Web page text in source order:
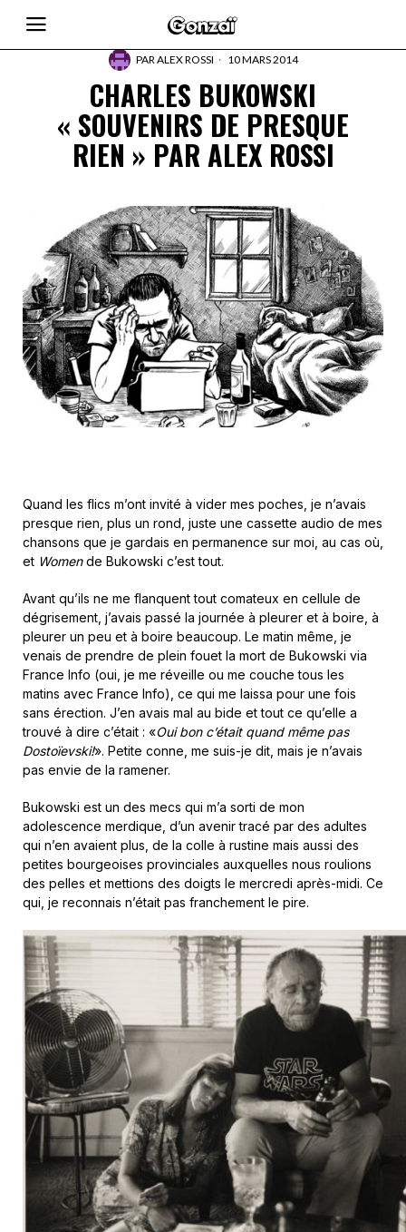
PARALEX ROSSI 10 MARS 2014
CHARLES BUKOWSKI
« SOUVENIRS DE PRESQUE
RIEN » PAR ALEX ROSSI
Quand les flics m’ont invité à vider mes poches, je n’avais
presque rien, plus un rond, juste une cassette audio de mes
chansons que je gardais en permanence sur moi, au cas où,
et Women de Bukowski c’est tout.
Avant qu’ils ne me flanquent tout comateux en cellule de
dégrisement, j’avais passé la journée à pleurer et à boire, à
pleurer un peu et à boire beaucoup. Le matin même, je
venais de prendre de plein fouet la mort de Bukowski via
France Info (oui, je me réveille ou me couche tous les
matins avec France Info), ce qui me laissa pour une fois
sans érection. J’en avais mal au bide et tout ce qu’elle a
trouvé à dire c’était : «Oui bon c’était quand même pas
Dostoïevski!». Petite conne, me suis-je dit, mais je n’avais
pas envie de la ramener.
Bukowski est un des mecs qui m’a sorti de mon
adolescence merdique, d’un avenir tracé par des adultes
qui n’en avaient plus, de la colle à rustine mais aussi des
petites bourgeoises provinciales auxquelles nous roulions
des pelles et mettions des doigts le mercredi après-midi. Ce
qui, je reconnais n’était pas franchement le pire.